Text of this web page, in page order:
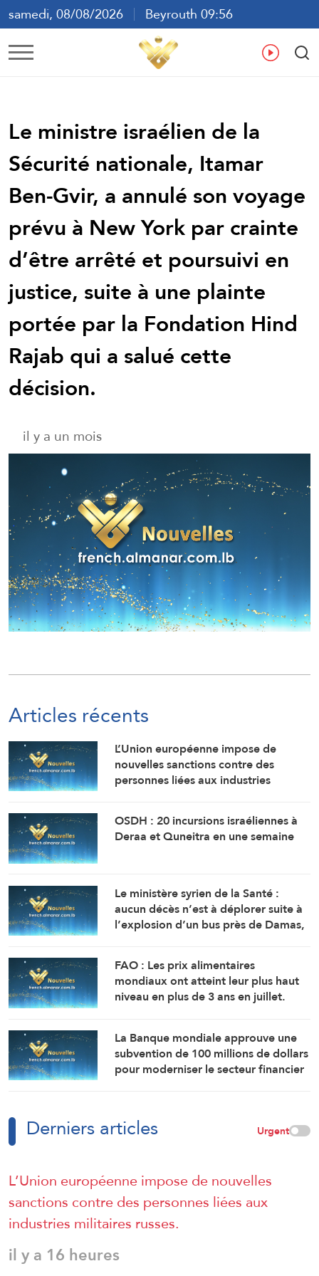
samedi, 08/08/2026
Beyrouth 09:56
ع
Le ministre israélien de la
Sécurité nationale, Itamar
Ben-Gvir, a annulé son voyage
prévu à New York par crainte
d’être arrêté et poursuivi en
justice, suite à une plainte
portée par la Fondation Hind
Rajab qui a salué cette
décision.
il y a un mois
Articles récents
L’Union européenne impose de
nouvelles sanctions contre des
personnes liées aux industries
OSDH : 20 incursions israéliennes à
Deraa et Quneitra en une semaine
Le ministère syrien de la Santé :
aucun décès n’est à déplorer suite à
l’explosion d’un bus près de Damas,
FAO : Les prix alimentaires
mondiaux ont atteint leur plus haut
niveau en plus de 3 ans en juillet.
La Banque mondiale approuve une
subvention de 100 millions de dollars
pour moderniser le secteur financier
Derniers articles Urgent
L’Union européenne impose de nouvelles
sanctions contre des personnes liées aux
industries militaires russes.
il y a 16 heures